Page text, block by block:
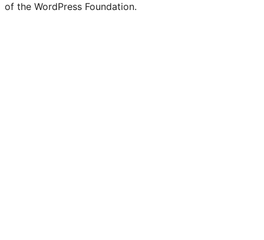
of the WordPress Foundation.